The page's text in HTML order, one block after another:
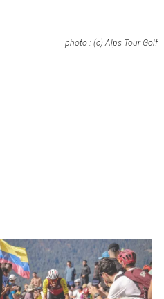
photo : (c) Alps Tour Golf